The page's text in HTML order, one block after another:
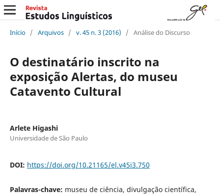
Início / Arquivos / v. 45 n. 3 (2016) / Análise do Discurso
O destinatário inscrito na
exposição Alertas, do museu
Catavento Cultural
Arlete Higashi
Universidade de São Paulo
DOI: https://doi.org/10.21165/el.v45i3.750
Palavras-chave: museu de ciência, divulgação científica,